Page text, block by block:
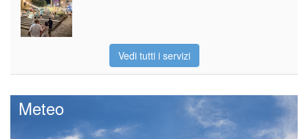
Vedi tutti i servizi
Meteo